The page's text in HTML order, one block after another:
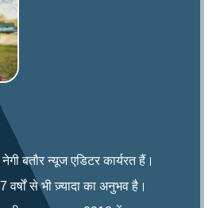
बतौर न्यूज एडिटर कार्यरत हैं।
वर्षों से भी ज़्यादा का अनुभव है।